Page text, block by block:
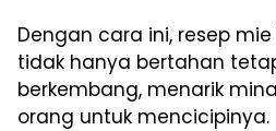
Dengan cara ini, resep
tidak hanya bertahan
berkembang, menarik
orang untuk mencicipinya.